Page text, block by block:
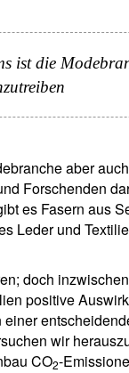
ist die
aber
Forschenden
es Fasern aus
Leder und
doch
positive
einer
wir
CO2-
in
verwendet.